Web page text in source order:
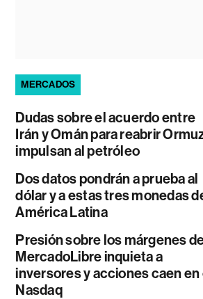
MERCADOS
Dudas sobre el acuerdo entre
Irán y Omán para reabrir
impulsan al petróleo
Dos datos pondrán a prueba al
dólar y a estas tres monedas
América Latina
Presión sobre los márgenes
MercadoLibre inquieta a
inversores y acciones caen en
Nasdaq